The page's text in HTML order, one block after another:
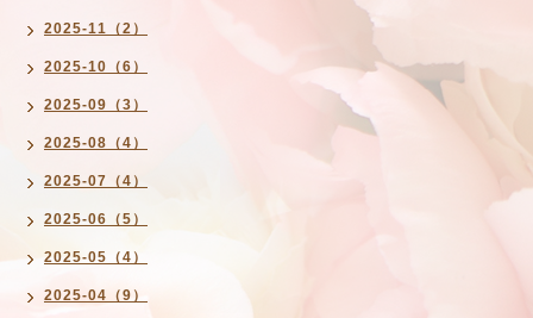
2025-11（2）
2025-10（6）
2025-09（3）
2025-08（4）
2025-07（4）
2025-06（5）
2025-05（4）
2025-04（9）